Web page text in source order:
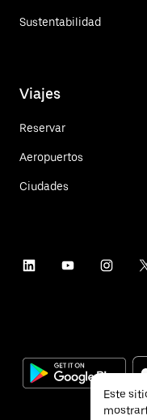
Sustentabilidad
Viajes
Reservar
Aeropuertos
Ciudades
Este